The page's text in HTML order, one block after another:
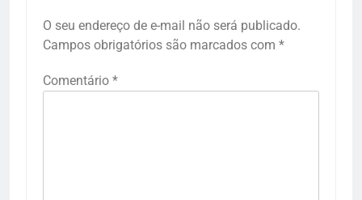
O seu endereço de e-mail não será publicado.
Campos obrigatórios são marcados com *
Comentário *